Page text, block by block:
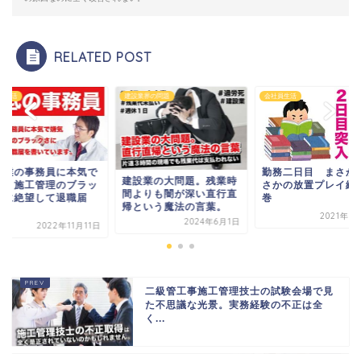
RELATED POST
生活
業の事務員に本気で
と施工管理のブラッ
に絶望して退職届
2022年11月11日
建設業界の問題
建設業の大問題。残業時
間よりも闇が深い直行直
帰という魔法の言葉。
2024年6月1日
会社員生活
勤務二日目 まさか
さかの放置プレイ継
巻
2021年6
二級管工事施工管理技士の試験会場で見
た不思議な光景。実務経験の不正は全
く...